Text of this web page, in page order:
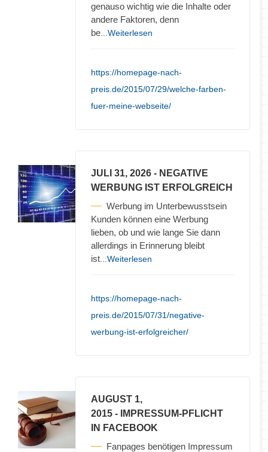
genauso wichtig wie die Inhalte oder
andere Faktoren, denn
be ...Weiterlesen
https://homepage-nach-
preis.de/2015/07/29/welche-farben-
fuer-meine-webseite/
JULI 31, 2026 - NEGATIVE
WERBUNG IST ERFOLGREICH
Werbung im Unterbewusstsein
Kunden können eine Werbung
lieben, ob und wie lange Sie dann
allerdings in Erinnerung bleibt
ist ...Weiterlesen
https://homepage-nach-
preis.de/2015/07/31/negative-
werbung-ist-erfolgreicher/
AUGUST 1,
2015 - IMPRESSUM-PFLICHT
IN FACEBOOK
Fanpages benötigen Impressum